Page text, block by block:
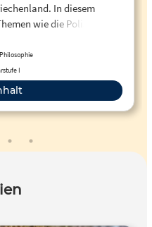
In diesem
wie die Polis, Athen
Griechen thematisiert.
I